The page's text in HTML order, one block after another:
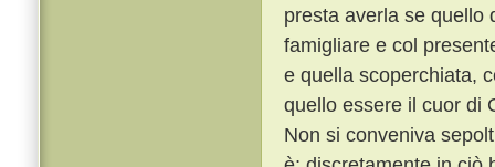
presta averla se
famigliare e col
e quella scoperchiata,
quello essere il cuor di
Non si conveniva